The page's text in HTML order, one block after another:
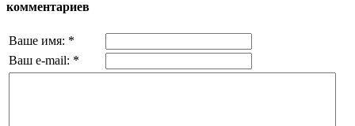
комментариев
Ваше имя: *
Ваш e-mail: *